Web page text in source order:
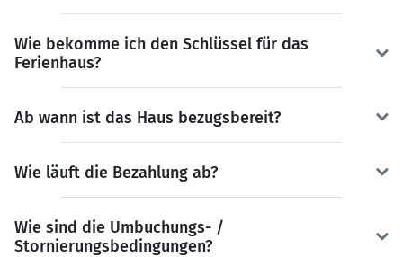
Wie bekomme ich den Schlüssel für das
Ferienhaus?
Ab wann ist das Haus bezugsbereit?
Wie läuft die Bezahlung ab?
Wie sind die Umbuchungs- /
Stornierungsbedingungen?